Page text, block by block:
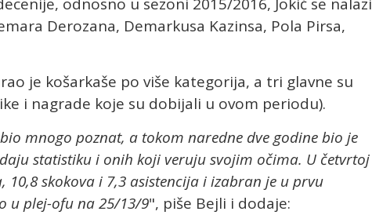
Derozana, Demarkusa Kazinsa, Pola Pirsa,
je košarkaše po više kategorija, a tri glavne su
i nagrade koje su dobijali u ovom periodu).
mnogo poznat, a tokom naredne dve godine bio je
statistiku i onih koji veruju svojim očima. U četvrtoj
10,8 skokova i 7,3 asistencija i izabran je u prvu
u plej-ofu na 25/13/9", piše Bejli i dodaje: